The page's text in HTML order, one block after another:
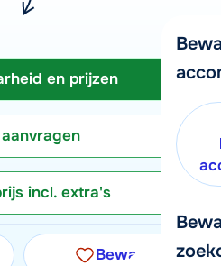
en prijzen
incl. extra's
Bewaren